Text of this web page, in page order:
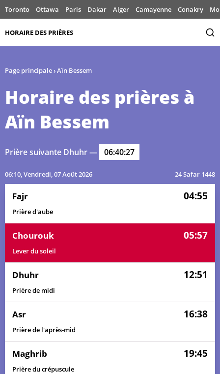
Toronto Ottawa Paris Dakar Alger Camayenne Conakry
HORAIRE DES PRIÈRES
Page principale›Aïn Bessem
Horaire des prières à
Aïn Bessem
Prière suivante Dhuhr — 06:40:27
06:10, Vendredi, 07 Août 2026 24 Safar 1448
Fajr 04:55
Prière d'aube
Chourouk 05:57
Lever du soleil
Dhuhr 12:51
Prière de midi
Asr 16:38
Prière de l'après-mid
Maghrib 19:45
Prière du crépuscule